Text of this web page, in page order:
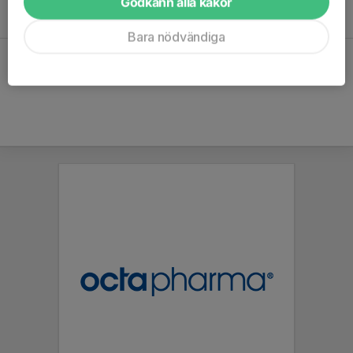
Lör 29/8 Match mot Erikslunds KF 1
Bara nödvändiga